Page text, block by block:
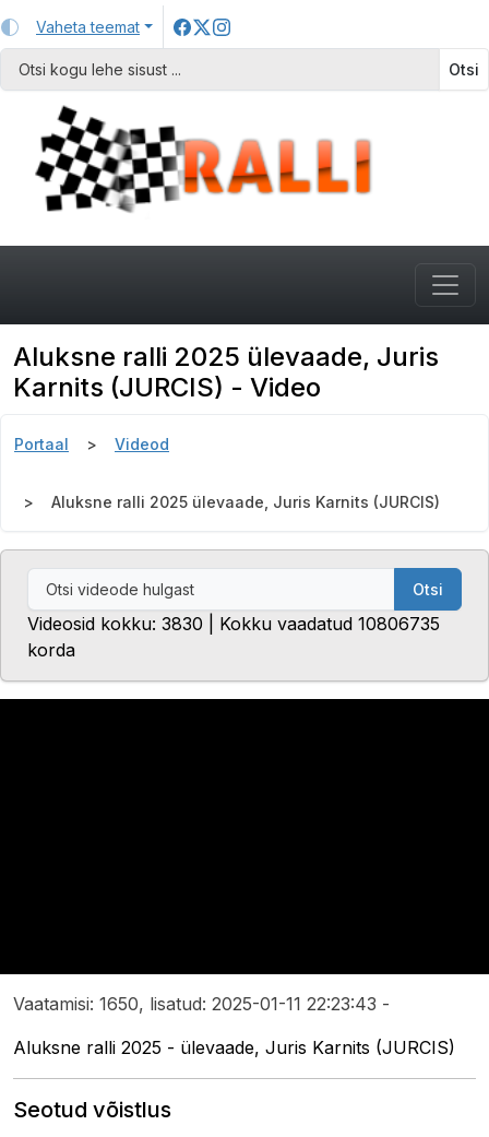
Vaheta teemat
Otsi
Aluksne ralli 2025 ülevaade, Juris
Karnits (JURCIS) - Video
Portaal Videod
Aluksne ralli 2025 ülevaade, Juris Karnits (JURCIS)
Otsi
Videosid kokku: 3830 | Kokku vaadatud 10806735
korda
Vaatamisi: 1650, lisatud: 2025-01-11 22:23:43 -
Aluksne ralli 2025 - ülevaade, Juris Karnits (JURCIS)
Seotud võistlus